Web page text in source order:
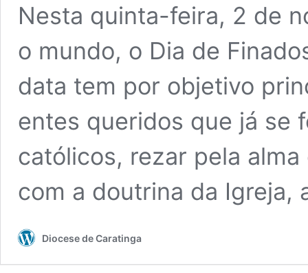
Nesta quinta-feira, 2 de
o mundo, o Dia de
data tem por objetivo
entes queridos que já se
católicos, rezar pela
com a doutrina da Igreja,
Diocese de Caratinga